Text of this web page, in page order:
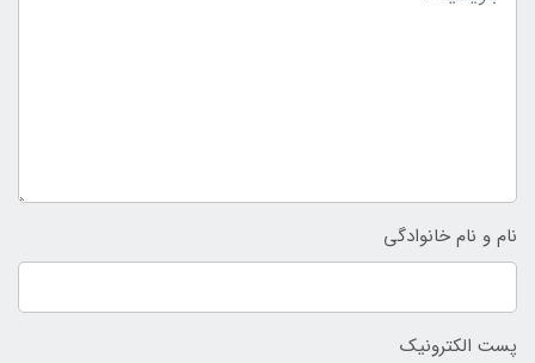
نام و نام خانوادگی
پست الکترونیک